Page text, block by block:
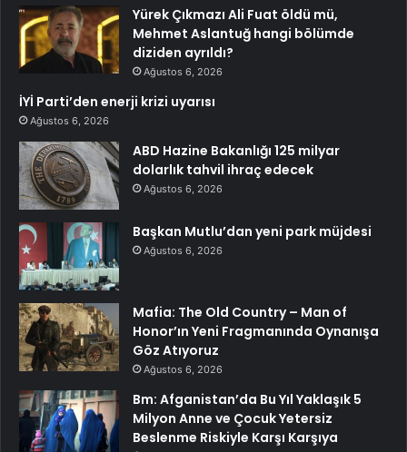
Yürek Çıkmazı Ali Fuat öldü mü,
Mehmet Aslantuğ hangi bölümde
diziden ayrıldı?
Ağustos 6, 2026
İYİ Parti’den enerji krizi uyarısı
Ağustos 6, 2026
ABD Hazine Bakanlığı 125 milyar
dolarlık tahvil ihraç edecek
Ağustos 6, 2026
Başkan Mutlu’dan yeni park müjdesi
Ağustos 6, 2026
Mafia: The Old Country – Man of
Honor’ın Yeni Fragmanında Oynanışa
Göz Atıyoruz
Ağustos 6, 2026
Bm: Afganistan’da Bu Yıl Yaklaşık 5
Milyon Anne ve Çocuk Yetersiz
Beslenme Riskiyle Karşı Karşıya